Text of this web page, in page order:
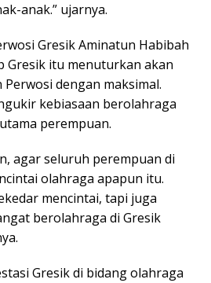
anak.” ujarnya.
Gresik Aminatun Habibah
Gresik itu menuturkan akan
dengan maksimal.
kebiasaan berolahraga
perempuan.
agar seluruh perempuan di
olahraga apapun itu.
mencintai, tapi juga
berolahraga di Gresik
Gresik di bidang olahraga